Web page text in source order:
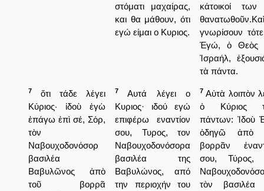
στόματι μαχαίρας,
και θα μάθουν, ότι
εγώ είμαι ο Κυριος.
κάτοικοί
γνωρίσουν τότε
Ἐγώ, ὁ Θεὸς
Ἰσραήλ,
τὰ πάντα.
7
ὅτι τάδε λέγει
Κύριος· ἰδοὺ ἐγὼ
ἐπάγω ἐπὶ σέ, Σόρ,
τὸν
Ναβουχοδονόσορ
βασιλέα
Βαβυλῶνος ἀπὸ
τοῦ βορρᾶ
7
Αυτά λέγει ο
Κυριος· ιδού εγώ
επιφέρω εναντίον
σου, Τυρος, τον
Ναβουχοδονόσορα
βασιλέα της
Βαβυλώνος, από
την περιοχήν του
7 Αὐτὰ λοιπὸν
ὁ Κύριος
πάντων: Ἰδοὺ
ὁδηγῶ ἀπὸ
βορρᾶν
σου, Τύρος,
τὸν βασιλέα